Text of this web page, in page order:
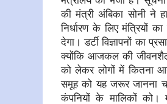
की मंत्री अंबिका सोनी ने
निर्धारण के लिए मंत्रियों
देगा। डर्टी विज्ञापनों का
क्योंकि आजकल की
को लेकर लोगों में कितना
समूह को यह जरूर जानना
कंपनियों के मालिकों